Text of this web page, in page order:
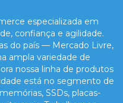
especializada em
confiança e agilidade.
do país — Mercado Livre,
ampla variedade de
nossa linha de produtos
está no segmento de
SSDs, placas-